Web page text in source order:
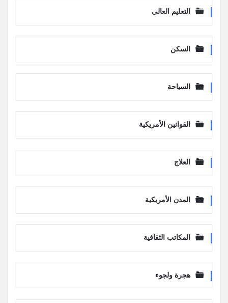
التعليم العالي
السكن
السياحة
القوانين الأمريكية
العلاج
المدن الأمريكية
المكاتب الثقافية
هجرة ولجوء